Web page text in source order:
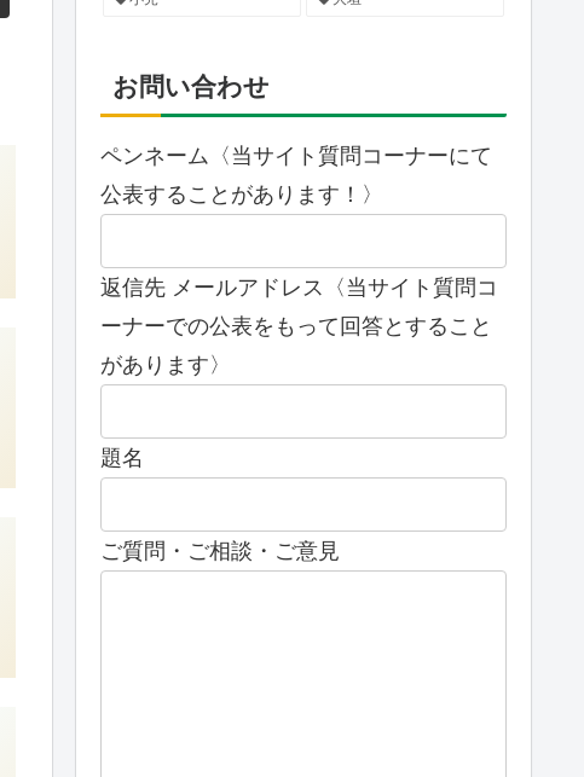
お問い合わせ
ペンネーム〈当サイト質問コーナーにて
公表することがあります！〉
返信先 メールアドレス〈当サイト質問コ
ーナーでの公表をもって回答とすること
があります〉
題名
ご質問・ご相談・ご意見